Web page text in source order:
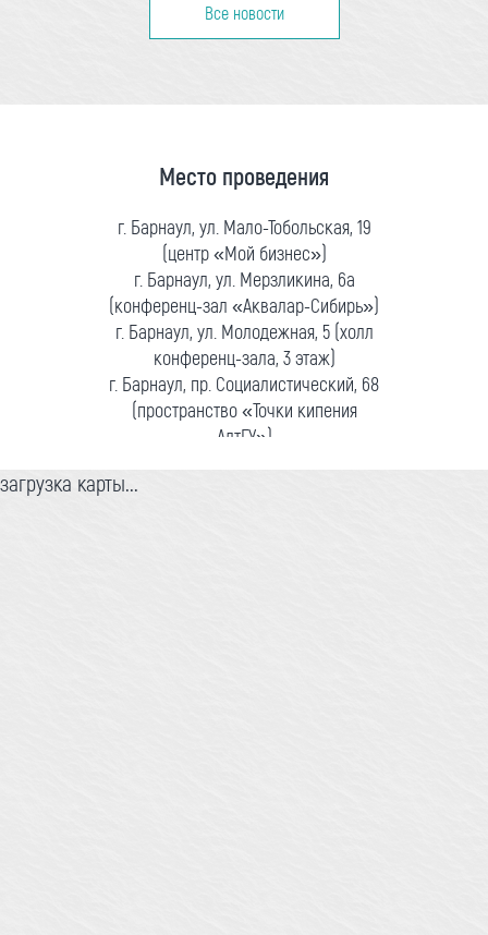
Все новости
Место проведения
г. Барнаул, ул. Мало-Тобольская, 19
(центр «Мой бизнес»)
г. Барнаул, ул. Мерзликина, 6а
(конференц-зал «Аквалар-Сибирь»)
г. Барнаул, ул. Молодежная, 5 (холл
конференц-зала, 3 этаж)
г. Барнаул, пр. Социалистический, 68
(пространство «Точки кипения
АлтГУ»)
загрузка карты...